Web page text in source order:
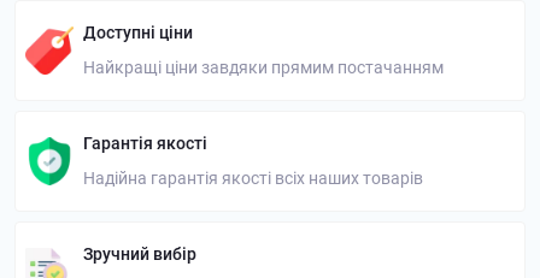
Доступні ціни
Найкращі ціни завдяки прямим постачанням
Гарантія якості
Надійна гарантія якості всіх наших товарів
Зручний вибір